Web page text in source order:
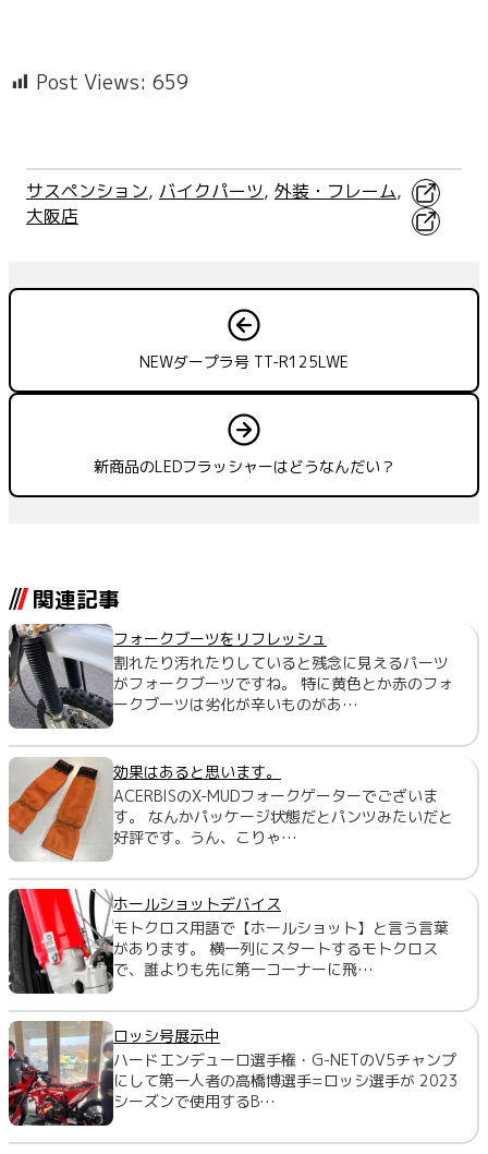
Post Views: 659
サスペンション, バイクパーツ, 外装・フレーム
大阪店
X
NEWダープラ号 TT-R125LWE
新商品のLEDフラッシャーはどうなんだい？
関連記事
フォークブーツをリフレッシュ
割れたり汚れたりしていると残念に見えるパーツ
がフォークブーツですね。 特に黄色とか赤のフォ
ークブーツは劣化が辛いものがあ…
効果はあると思います。
ACERBISのX-MUDフォークゲーターでございま
す。 なんかパッケージ状態だとパンツみたいだと
好評です。うん、こりゃ…
ホールショットデバイス
モトクロス用語で【ホールショット】と言う言葉
があります。 横一列にスタートするモトクロス
で、誰よりも先に第一コーナーに飛…
ロッシ号展示中
ハードエンデューロ選手権・G-NETのV5チャンプ
にして第一人者の高橋博選手=ロッシ選手が 2023
シーズンで使用するB…